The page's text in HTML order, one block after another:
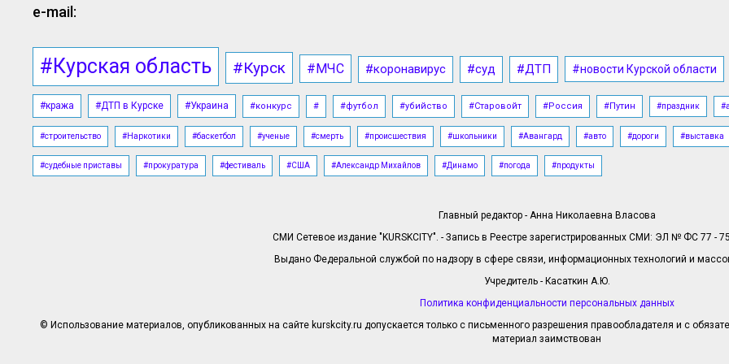
e-mail:
#Курская область #Курск #МЧС #коронавирус #суд #ДТП #новости Курской области
#кража #ДТП в Курске #Украина #конкурс # #футбол #убийство #Старовойт #Россия #Путин #праздник
#строительство #Наркотики #баскетбол #ученые #смерть #происшествия #школьники #Авангард #авто #дороги #выставка
#судебные приставы #прокуратура #фестиваль #США #Александр Михайлов #Динамо #погода #продукты
Главный редактор - Анна Николаевна Власова
СМИ Сетевое издание "KURSKCITY". - Запись в Реестре зарегистрированных СМИ: ЭЛ № ФС 77 -
Выдано Федеральной службой по надзору в сфере связи, информационных технологий и
Учредитель - Касаткин А.Ю.
Политика конфиденциальности персональных данных
© Использование материалов, опубликованных на сайте kurskcity.ru допускается только с письменного разрешения правообладателя и с
материал заимствован